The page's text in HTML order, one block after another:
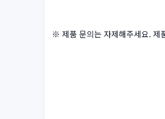
※ 제품 문의는 자제해주세요. 제